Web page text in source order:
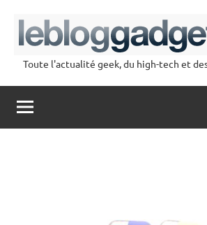
contenu
lebloggadget
Toute l'actualité geek, du high-tech et